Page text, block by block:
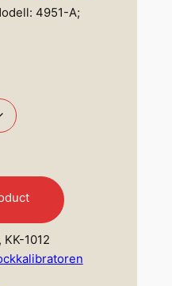
4951-A;
KK-1012